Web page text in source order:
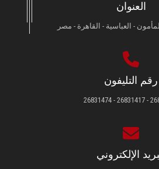
العنوان
- العباسية - القاهرة - مصر
رقم التليفون
الإلكتروني